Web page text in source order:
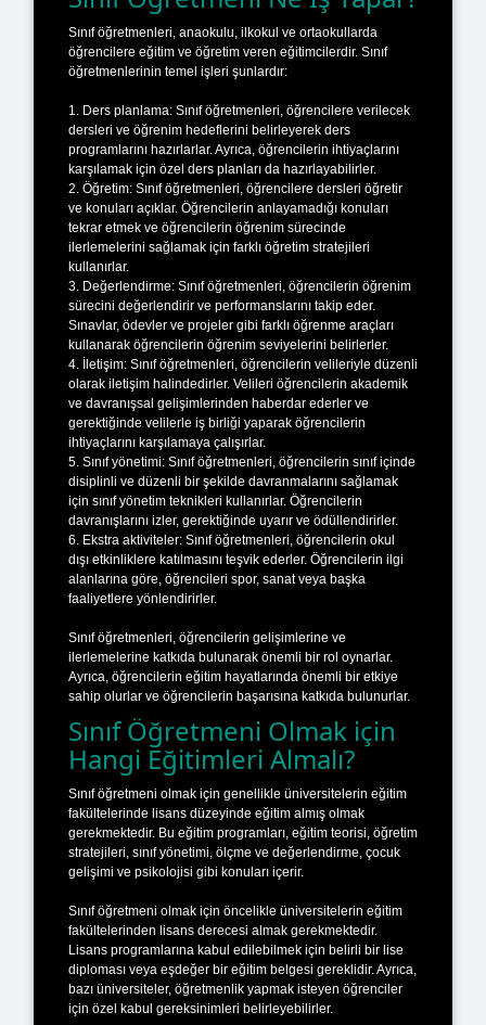
Sınıf öğretmenleri, anaokulu, ilkokul ve ortaokullarda
öğrencilere eğitim ve öğretim veren eğitimcilerdir. Sınıf
öğretmenlerinin temel işleri şunlardır:
1. Ders planlama: Sınıf öğretmenleri, öğrencilere verilecek
dersleri ve öğrenim hedeflerini belirleyerek ders
programlarını hazırlarlar. Ayrıca, öğrencilerin ihtiyaçlarını
karşılamak için özel ders planları da hazırlayabilirler.
2. Öğretim: Sınıf öğretmenleri, öğrencilere dersleri öğretir
ve konuları açıklar. Öğrencilerin anlayamadığı konuları
tekrar etmek ve öğrencilerin öğrenim sürecinde
ilerlemelerini sağlamak için farklı öğretim stratejileri
kullanırlar.
3. Değerlendirme: Sınıf öğretmenleri, öğrencilerin öğrenim
sürecini değerlendirir ve performanslarını takip eder.
Sınavlar, ödevler ve projeler gibi farklı öğrenme araçları
kullanarak öğrencilerin öğrenim seviyelerini belirlerler.
4. İletişim: Sınıf öğretmenleri, öğrencilerin velileriyle düzenli
olarak iletişim halindedirler. Velileri öğrencilerin akademik
ve davranışsal gelişimlerinden haberdar ederler ve
gerektiğinde velilerle iş birliği yaparak öğrencilerin
ihtiyaçlarını karşılamaya çalışırlar.
5. Sınıf yönetimi: Sınıf öğretmenleri, öğrencilerin sınıf içinde
disiplinli ve düzenli bir şekilde davranmalarını sağlamak
için sınıf yönetim teknikleri kullanırlar. Öğrencilerin
davranışlarını izler, gerektiğinde uyarır ve ödüllendirirler.
6. Ekstra aktiviteler: Sınıf öğretmenleri, öğrencilerin okul
dışı etkinliklere katılmasını teşvik ederler. Öğrencilerin ilgi
alanlarına göre, öğrencileri spor, sanat veya başka
faaliyetlere yönlendirirler.
Sınıf öğretmenleri, öğrencilerin gelişimlerine ve
ilerlemelerine katkıda bulunarak önemli bir rol oynarlar.
Ayrıca, öğrencilerin eğitim hayatlarında önemli bir etkiye
sahip olurlar ve öğrencilerin başarısına katkıda bulunurlar.
Sınıf Öğretmeni Olmak için
Hangi Eğitimleri Almalı?
Sınıf öğretmeni olmak için genellikle üniversitelerin eğitim
fakültelerinde lisans düzeyinde eğitim almış olmak
gerekmektedir. Bu eğitim programları, eğitim teorisi, öğretim
stratejileri, sınıf yönetimi, ölçme ve değerlendirme, çocuk
gelişimi ve psikolojisi gibi konuları içerir.
Sınıf öğretmeni olmak için öncelikle üniversitelerin eğitim
fakültelerinden lisans derecesi almak gerekmektedir.
Lisans programlarına kabul edilebilmek için belirli bir lise
diploması veya eşdeğer bir eğitim belgesi gereklidir. Ayrıca,
bazı üniversiteler, öğretmenlik yapmak isteyen öğrenciler
için özel kabul gereksinimleri belirleyebilirler.